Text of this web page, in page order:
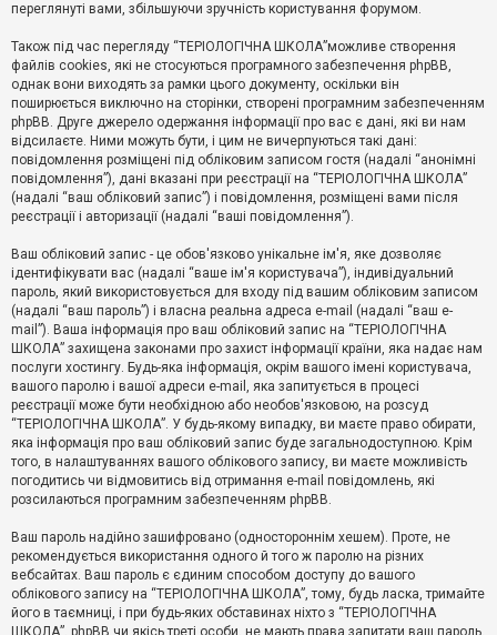
о
і
д
е
й
А
т
и
в
е
м
и
П
о
ш
у
Д
о
м
о
г
переглянуті вами, збільшуючи зручність користування форумом.
Також під час перегляду “ТЕРІОЛОГІЧНА ШКОЛА”можливе створення
файлів cookies, які не стосуються програмного забезпечення phpBB,
однак вони виходять за рамки цього документу, оскільки він
поширюється виключно на сторінки, створені програмним забезпеченням
phpBB. Друге джерело одержання інформації про вас є дані, які ви нам
відсилаєте. Ними можуть бути, і цим не вичерпуються такі дані:
повідомлення розміщені під обліковим записом гостя (надалі “анонімні
повідомлення”), дані вказані при реєстрації на “ТЕРІОЛОГІЧНА ШКОЛА”
(надалі “ваш обліковий запис”) і повідомлення, розміщені вами після
реєстрації і авторизації (надалі “ваші повідомлення”).
Ваш обліковий запис - це обов'язково унікальне ім'я, яке дозволяє
ідентифікувати вас (надалі “ваше ім'я користувача”), індивідуальний
пароль, який використовується для входу під вашим обліковим записом
(надалі “ваш пароль”) і власна реальна адреса e-mail (надалі “ваш e-
mail”). Ваша інформація про ваш обліковий запис на “ТЕРІОЛОГІЧНА
ШКОЛА” захищена законами про захист інформації країни, яка надає нам
послуги хостингу. Будь-яка інформація, окрім вашого імені користувача,
вашого паролю і вашої адреси e-mail, яка запитується в процесі
реєстрації може бути необхідною або необов'язковою, на розсуд
“ТЕРІОЛОГІЧНА ШКОЛА”. У будь-якому випадку, ви маєте право обирати,
яка інформація про ваш обліковий запис буде загальнодоступною. Крім
того, в налаштуваннях вашого облікового запису, ви маєте можливість
погодитись чи відмовитись від отримання e-mail повідомлень, які
розсилаються програмним забезпеченням phpBB.
Ваш пароль надійно зашифровано (одностороннім хешем). Проте, не
рекомендується використання одного й того ж паролю на різних
вебсайтах. Ваш пароль є єдиним способом доступу до вашого
облікового запису на “ТЕРІОЛОГІЧНА ШКОЛА”, тому, будь ласка, тримайте
його в таємниці, і при будь-яких обставинах ніхто з “ТЕРІОЛОГІЧНА